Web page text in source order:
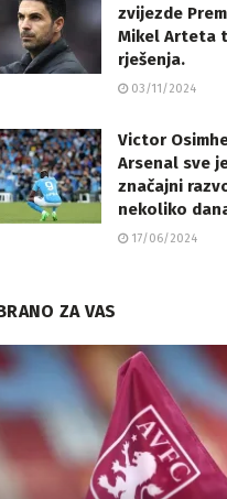
zvijezde
Mikel Arteta
rješenja.
03/11/2024
Victor
Arsenal sve
značajni
nekoliko
17/06/2024
ZA VAS